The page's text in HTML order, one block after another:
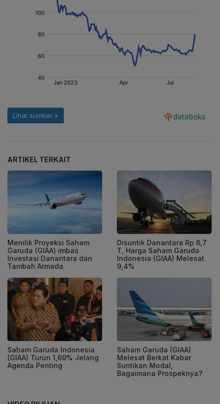
ARTIKEL TERKAIT
Menilik Proyeksi Saham
Garuda (GIAA) imbas
Investasi Danantara dan
Tambah Armada
Disuntik Danantara Rp 6,7
T, Harga Saham Garuda
Indonesia (GIAA) Melesat
9,4%
Saham Garuda Indonesia
(GIAA) Turun 1,69% Jelang
Agenda Penting
Saham Garuda (GIAA)
Melesat Berkat Kabar
Suntikan Modal,
Bagaimana Prospeknya?